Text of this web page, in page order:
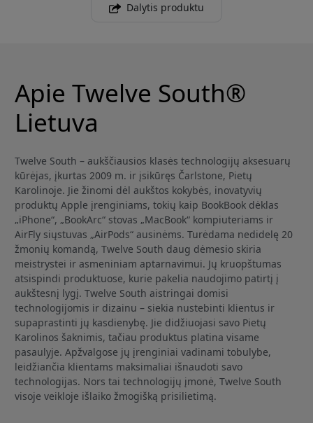
Dalytis produktu
Apie Twelve South®
Lietuva
Twelve South – aukščiausios klasės technologijų aksesuarų
kūrėjas, įkurtas 2009 m. ir įsikūręs Čarlstone, Pietų
Karolinoje. Jie žinomi dėl aukštos kokybės, inovatyvių
produktų Apple įrenginiams, tokių kaip BookBook dėklas
„iPhone“, „BookArc“ stovas „MacBook“ kompiuteriams ir
AirFly siųstuvas „AirPods“ ausinėms. Turėdama nedidelę 20
žmonių komandą, Twelve South daug dėmesio skiria
meistrystei ir asmeniniam aptarnavimui. Jų kruopštumas
atsispindi produktuose, kurie pakelia naudojimo patirtį į
aukštesnį lygį. Twelve South aistringai domisi
technologijomis ir dizainu – siekia nustebinti klientus ir
supaprastinti jų kasdienybę. Jie didžiuojasi savo Pietų
Karolinos šaknimis, tačiau produktus platina visame
pasaulyje. Apžvalgose jų įrenginiai vadinami tobulybe,
leidžiančia klientams maksimaliai išnaudoti savo
technologijas. Nors tai technologijų įmonė, Twelve South
visoje veikloje išlaiko žmogišką prisilietimą.